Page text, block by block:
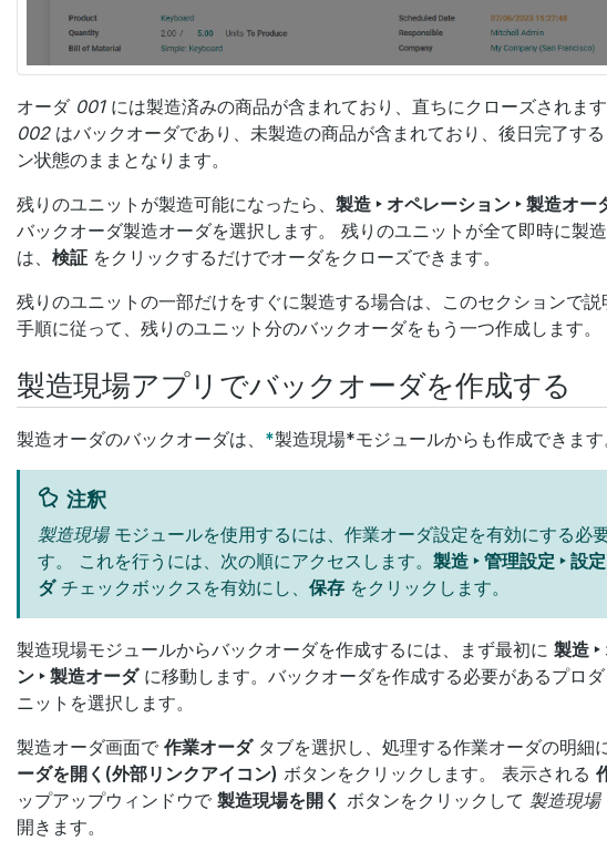
オーダ 001には製造済みの商品が含まれており、直ちにクローズされま
002はバックオーダであり、未製造の商品が含まれており、後日完了す
ン状態のままとなります。
残りのユニットが製造可能になったら、 製造 ‣ オペレーション ‣ 製造オー
バックオーダ製造オーダを選択します。 残りのユニットが全て即時に製
は、 検証 をクリックするだけでオーダをクローズできます。
残りのユニットの一部だけをすぐに製造する場合は、このセクションで説
手順に従って、残りのユニット分のバックオーダをもう一つ作成します。
製造現場アプリでバックオーダを作成する
製造オーダのバックオーダは、 *製造現場*モジュールからも作成できます
注釈
製造現場モジュールを使用するには、作業オーダ設定を有効にする必
す。 これを行うには、次の順にアクセスします。 製造 ‣ 管理設定 ‣ 設定
ダチェックボックスを有効にし、 保存 をクリックします。
製造現場モジュールからバックオーダを作成するには、まず最初に 製造 ‣
ン ‣ 製造オーダに移動します。バックオーダを作成する必要があるプロ
ニットを選択します。
製造オーダ画面で 作業オーダタブを選択し、処理する作業オーダの明細
ーダを開く(外部リンクアイコン) ボタンをクリックします。 表示される
ップアップウィンドウで 製造現場を開く ボタンをクリックして 製造現場
開きます。